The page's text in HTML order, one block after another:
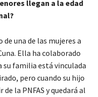
llegan a la edad
una de las mujeres a
Ella ha colaborado
su familia está vinculada
pero cuando su hijo
la PNFAS y quedará al